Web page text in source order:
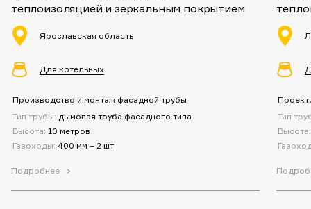
теплоизоляцией и зеркальным покрытием
Ярославская область
Для котельных
Производство и монтаж фасадной трубы
Тип трубы: дымовая труба фасадного типа
Высота: 10 метров
Газоходы: 400 мм – 2 шт
Подробнее
Тип
Высота: